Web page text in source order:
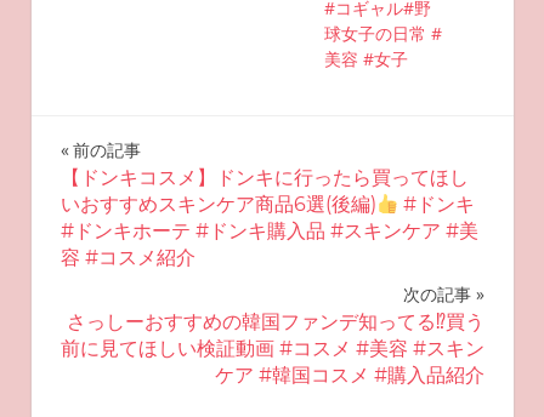
#コギャル#野
球女子の日常 #
美容 #女子
投
稿
ナ
ゲ
前の記事
【ドンキコスメ】ドンキに行ったら買ってほし
いおすすめスキンケア商品6選(後編)
#ドンキ
#ドンキホーテ #ドンキ購入品 #スキンケア #美
容 #コスメ紹介
次の記事
さっしーおすすめの韓国ファンデ知ってる⁉︎買う
前に見てほしい検証動画 #コスメ #美容 #スキン
ケア #韓国コスメ #購入品紹介